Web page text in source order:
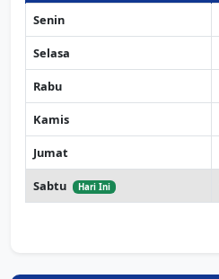
Senin
Selasa
Rabu
Kamis
Jumat
Sabtu Hari Ini